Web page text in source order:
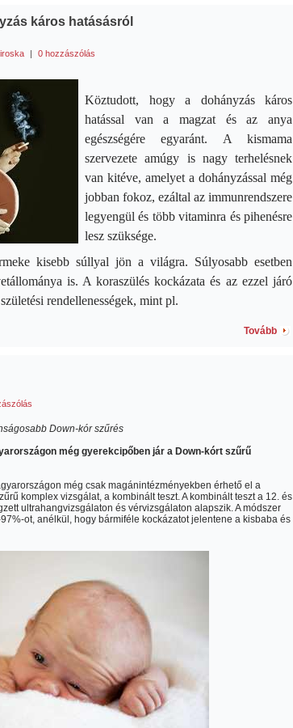
káros hatásásról
| 0 hozzászólás
Köztudott, hogy a dohányzás káros
hatással van a magzat és az anya
egészségére egyaránt. A kismama
szervezete amúgy is nagy terhelésnek
van kitéve, amelyet a dohányzással még
jobban fokoz, ezáltal az immunrendszere
legyengül és több vitaminra és pihenésre
lesz szüksége.
kisebb súllyal jön a világra. Súlyosabb esetben
is. A koraszülés kockázata és az ezzel járó
rendellenességek, mint pl.
Tovább
Down-kór szűrés
még gyerekcipőben jár a Down-kórt szűrű
még csak magánintézményekben érhető el a
komplex vizsgálat, a kombinált teszt. A kombinált teszt a 12. és
ultrahangvizsgálaton és vérvizsgálaton alapszik. A módszer
ot, anélkül, hogy bármiféle kockázatot jelentene a kisbaba és